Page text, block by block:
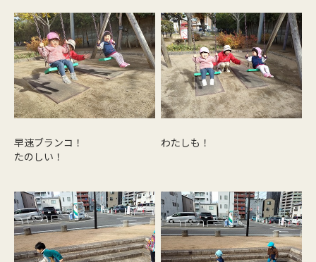
早速ブランコ！
たのしい！
わたしも！